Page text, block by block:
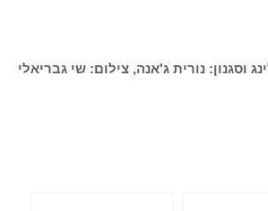
וסגנון: נורית ג'אנה, צילום: שי גבריאלי